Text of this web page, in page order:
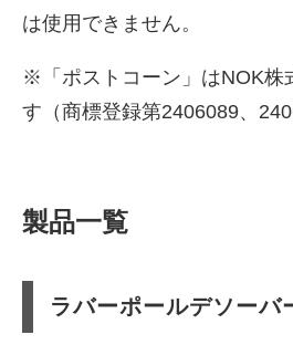
は使用できません。
※「ポストコーン」はNOK株
す（商標登録第2406089、
製品一覧
ラバーポールデソーバ